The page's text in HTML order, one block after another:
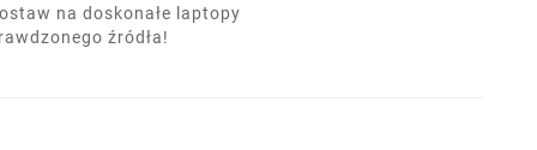
na doskonałe laptopy
źródła!